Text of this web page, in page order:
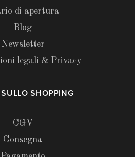
di apertura
Blog
Newsletter
legali & Privacy
SHOPPING
CGV
Consegna